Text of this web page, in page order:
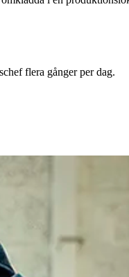
flera gånger per dag.